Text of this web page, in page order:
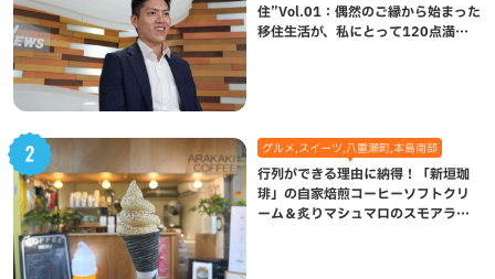
住”Vol.01：偶然のご縁から始まった
移住生活が、私にとって120点満点
グルメ,スイーツ,八重瀬町,本島南部
行列ができる理由に納得！「新垣珈
琲」の自家焙煎コーヒーソフトクリ
ーム＆炙りマシュマロのスモアラテ